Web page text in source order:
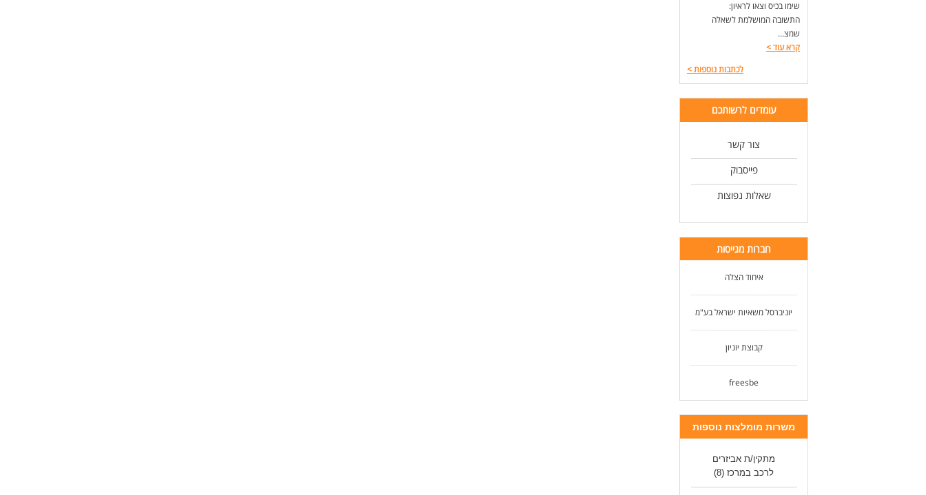
שימו בכיס וצאו לראיון:
התשובה המושלמת לשאלה
שמצ...
קרא עוד>
לכתבות נוספות>
עומדים לרשותכם
צור קשר
פייסבוק
שאלות נפוצות
חברות מגייסות
איחוד הצלה
יוניברסל משאיות ישראל בע"מ
קבוצת יוניון
freesbe
משרות מומלצות נוספות
מתקין/ת אביזרים
לרכב במרכז (8)